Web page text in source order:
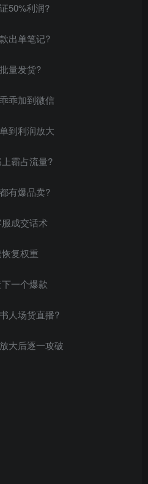
50%利润?
出单笔记?
量发货?
乖加到微信
到利润放大
霸占流量?
有爆品卖?
成交话术
复权重
一个爆款
人场货直播?
大后逐一攻破